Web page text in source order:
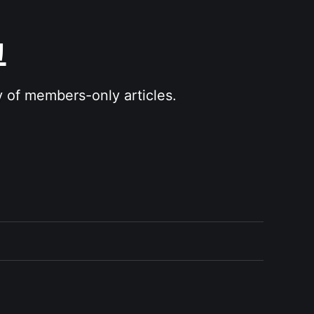
members-only articles.